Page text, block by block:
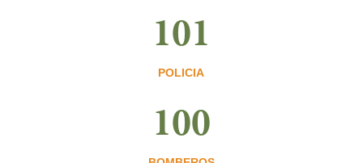
101
POLICIA
100